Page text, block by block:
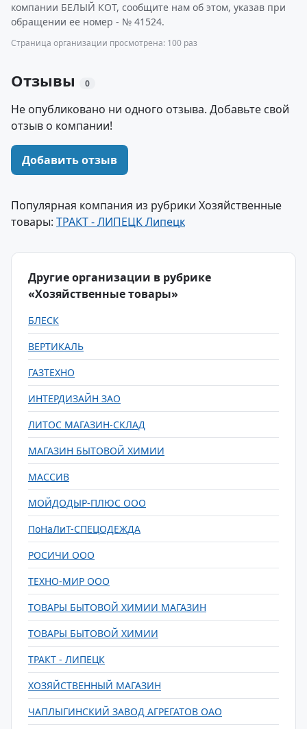
компании БЕЛЫЙ КОТ, сообщите нам об этом, указав при
обращении ее номер - № 41524.
Страница организации просмотрена: 100 раз
Отзывы 0
Не опубликовано ни одного отзыва. Добавьте свой
отзыв о компании!
Добавить отзыв
Популярная компания из рубрики Хозяйственные
товары: ТРАКТ - ЛИПЕЦК Липецк
Другие организации в рубрике
«Хозяйственные товары»
БЛЕСК
ВЕРТИКАЛЬ
ГАЗТЕХНО
ИНТЕРДИЗАЙН ЗАО
ЛИТОС МАГАЗИН-СКЛАД
МАГАЗИН БЫТОВОЙ ХИМИИ
МАССИВ
МОЙДОДЫР-ПЛЮС ООО
ПоНаЛиТ-СПЕЦОДЕЖДА
РОСИЧИ ООО
ТЕХНО-МИР ООО
ТОВАРЫ БЫТОВОЙ ХИМИИ МАГАЗИН
ТОВАРЫ БЫТОВОЙ ХИМИИ
ТРАКТ - ЛИПЕЦК
ХОЗЯЙСТВЕННЫЙ МАГАЗИН
ЧАПЛЫГИНСКИЙ ЗАВОД АГРЕГАТОВ ОАО